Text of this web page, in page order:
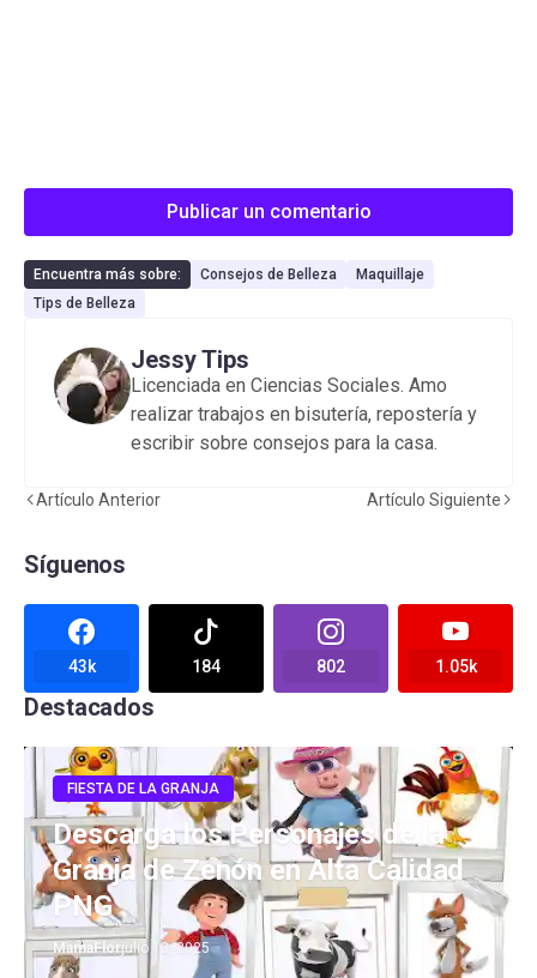
Publicar un comentario
Encuentra más sobre: Consejos de Belleza
Maquillaje
Tips de Belleza
Jessy Tips
Licenciada en Ciencias Sociales. Amo
realizar trabajos en bisutería, repostería y
escribir sobre consejos para la casa.
Artículo Anterior Artículo Siguiente
Síguenos
43k 184 802 1.05k
Destacados
FIESTA DE LA GRANJA
Descarga los Personajes de la
Granja de Zenón en Alta Calidad
PNG
MamaFlorjulio 13, 2025